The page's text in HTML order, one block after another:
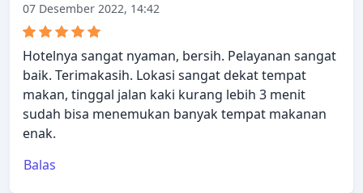
07 Desember 2022, 14:42
Hotelnya sangat nyaman, bersih. Pelayanan sangat
baik. Terimakasih. Lokasi sangat dekat tempat
makan, tinggal jalan kaki kurang lebih 3 menit
sudah bisa menemukan banyak tempat makanan
enak.
Balas